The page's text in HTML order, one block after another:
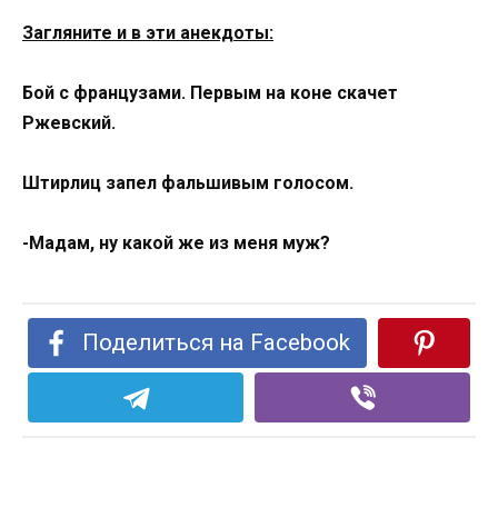
Загляните и в эти анекдоты:
Бой с французами. Первым на коне скачет
Ржевский.
Штирлиц запел фальшивым голосом.
-Мадам, ну какой же из меня муж?
Поделиться на Facebook